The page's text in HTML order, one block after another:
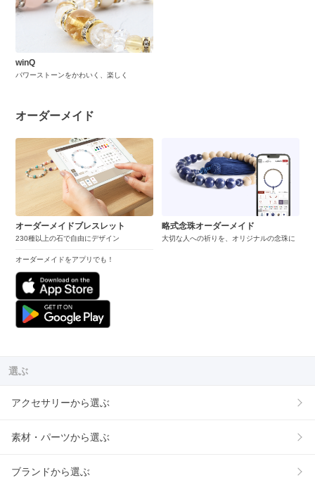
winQ
パワーストーンをかわいく、楽しく
オーダーメイド
オーダーメイドブレスレット
230種以上の石で自由にデザイン
オーダーメイドをアプリでも！
略式念珠オーダーメイド
大切な人への祈りを、オリジナルの念珠に
選ぶ
アクセサリーから選ぶ
素材・パーツから選ぶ
ブランドから選ぶ